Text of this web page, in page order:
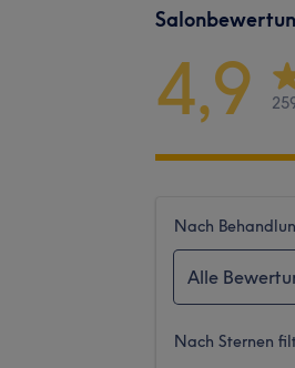
4,9
Nach
Alle
Nach Sternen